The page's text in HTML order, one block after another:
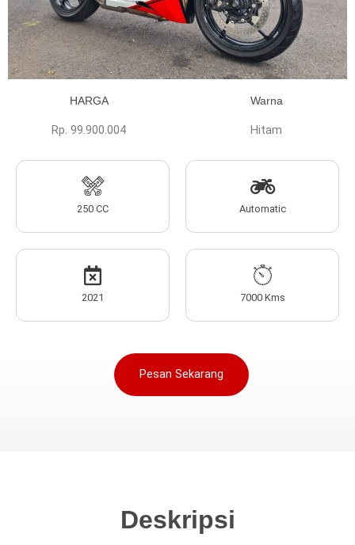
HARGA
Rp. 99.900.004
Warna
Hitam
250 CC Automatic
2021 7000 Kms
Pesan Sekarang
Deskripsi